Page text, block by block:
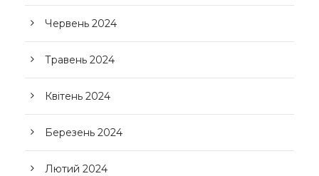
Червень 2024
Травень 2024
Квітень 2024
Березень 2024
Лютий 2024